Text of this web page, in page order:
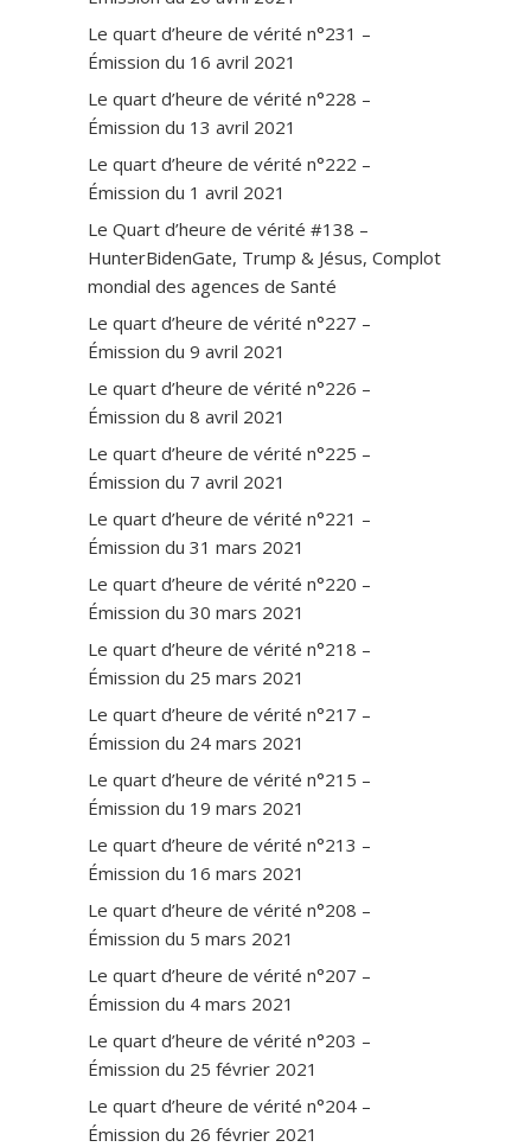
Le quart d’heure de vérité n°231 –
Émission du 16 avril 2021
Le quart d’heure de vérité n°228 –
Émission du 13 avril 2021
Le quart d’heure de vérité n°222 –
Émission du 1 avril 2021
Le Quart d’heure de vérité #138 –
HunterBidenGate, Trump & Jésus, Complot
mondial des agences de Santé
Le quart d’heure de vérité n°227 –
Émission du 9 avril 2021
Le quart d’heure de vérité n°226 –
Émission du 8 avril 2021
Le quart d’heure de vérité n°225 –
Émission du 7 avril 2021
Le quart d’heure de vérité n°221 –
Émission du 31 mars 2021
Le quart d’heure de vérité n°220 –
Émission du 30 mars 2021
Le quart d’heure de vérité n°218 –
Émission du 25 mars 2021
Le quart d’heure de vérité n°217 –
Émission du 24 mars 2021
Le quart d’heure de vérité n°215 –
Émission du 19 mars 2021
Le quart d’heure de vérité n°213 –
Émission du 16 mars 2021
Le quart d’heure de vérité n°208 –
Émission du 5 mars 2021
Le quart d’heure de vérité n°207 –
Émission du 4 mars 2021
Le quart d’heure de vérité n°203 –
Émission du 25 février 2021
Le quart d’heure de vérité n°204 –
Émission du 26 février 2021